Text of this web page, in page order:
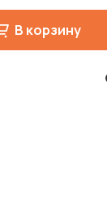
В корзину